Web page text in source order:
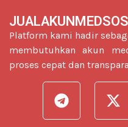
Platform kami hadir
membutuhkan akun
proses cepat dan